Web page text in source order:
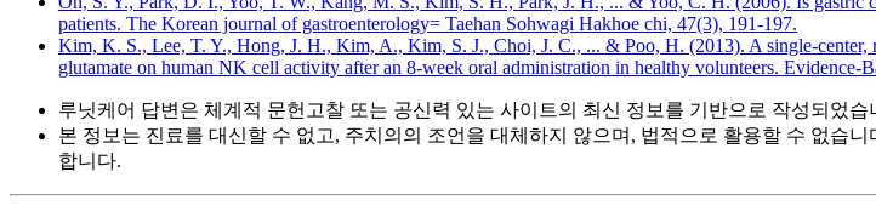
patients. The Korean journal of gastroenterology= Taehan Sohwagi Hakhoe chi, 47(3), 191-197.
Kim, K. S., Lee, T. Y., Hong, J. H., Kim, A., Kim, S. J., Choi, J. C., ... & Poo, H. (2013). A single-
glutamate on human NK cell activity after an 8-week oral administration in healthy volunteers. Evidence-
루닛케어 답변은 체계적 문헌고찰 또는 공신력 있는 사이트의 최신 정보를 기반으로 작성되었습
본 정보는 진료를 대신할 수 없고, 주치의의 조언을 대체하지 않으며, 법적으로 활용할 수 없습
합니다.